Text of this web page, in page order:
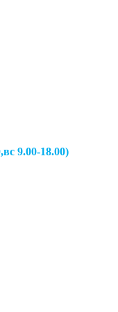
18.00)